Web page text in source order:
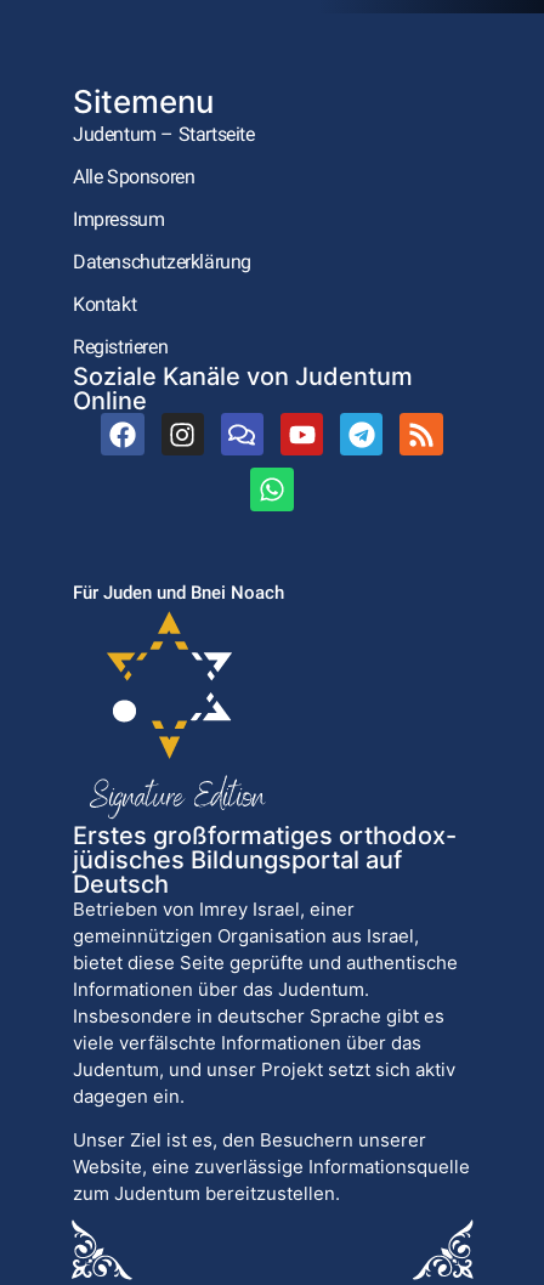
Sitemenu
Judentum – Startseite
Alle Sponsoren
Impressum
Datenschutzerklärung
Kontakt
Registrieren
Soziale Kanäle von Judentum
Online
Für Juden und Bnei Noach
Erstes großformatiges orthodox-
jüdisches Bildungsportal auf
Deutsch
Betrieben von Imrey Israel, einer
gemeinnützigen Organisation aus Israel,
bietet diese Seite geprüfte und authentische
Informationen über das Judentum.
Insbesondere in deutscher Sprache gibt es
viele verfälschte Informationen über das
Judentum, und unser Projekt setzt sich aktiv
dagegen ein.
Unser Ziel ist es, den Besuchern unserer
Website, eine zuverlässige Informationsquelle
zum Judentum bereitzustellen.